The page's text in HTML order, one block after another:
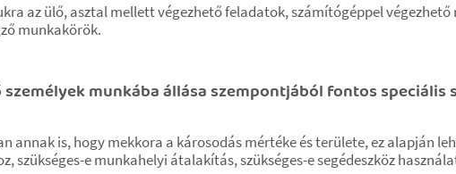
az ülő, asztal mellett végezhető feladatok, számítógéppel
munkakörök.
munkába állása szempontjából fontos speciális
annak is, hogy mekkora a károsodás mértéke és területe, ez alapján
szükséges-e munkahelyi átalakítás, szükséges-e segédeszköz